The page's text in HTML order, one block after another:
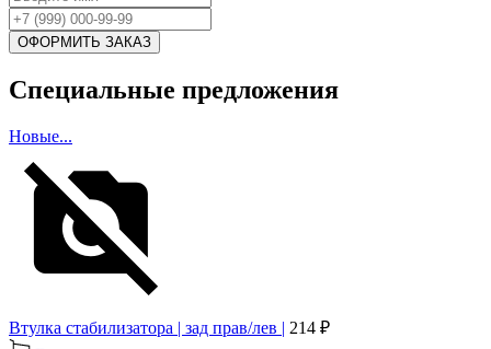
Специальные предложения
Новые...
Втулка стабилизатора | зад прав/лев | 214 ₽